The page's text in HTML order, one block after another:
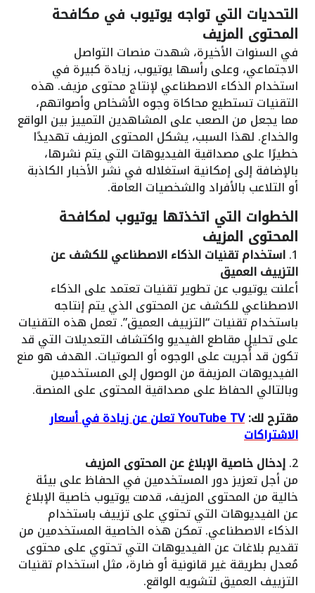
التحديات التي تواجه يوتيوب في مكافحة
المحتوى المزيف
في السنوات الأخيرة، شهدت منصات التواصل
الاجتماعي، وعلى رأسها يوتيوب، زيادة كبيرة في
استخدام الذكاء الاصطناعي لإنتاج محتوى مزيف. هذه
التقنيات تستطيع محاكاة وجوه الأشخاص وأصواتهم،
مما يجعل من الصعب على المشاهدين التمييز بين الواقع
والخداع. لهذا السبب، يشكل المحتوى المزيف تهديدًا
خطيرًا على مصداقية الفيديوهات التي يتم نشرها،
بالإضافة إلى إمكانية استغلاله في نشر الأخبار الكاذبة
أو التلاعب بالأفراد والشخصيات العامة.
الخطوات التي اتخذتها يوتيوب لمكافحة
المحتوى المزيف
1. استخدام تقنيات الذكاء الاصطناعي للكشف عن
التزييف العميق
أعلنت يوتيوب عن تطوير تقنيات تعتمد على الذكاء
الاصطناعي للكشف عن المحتوى الذي يتم إنتاجه
باستخدام تقنيات “التزييف العميق”. تعمل هذه التقنيات
على تحليل مقاطع الفيديو واكتشاف التعديلات التي قد
تكون قد أُجريت على الوجوه أو الصوتيات. الهدف هو منع
الفيديوهات المزيفة من الوصول إلى المستخدمين
وبالتالي الحفاظ على مصداقية المحتوى على المنصة.
مقترح لك:
YouTube TV تعلن عن زيادة في أسعار
الاشتراكات
2. إدخال خاصية الإبلاغ عن المحتوى المزيف
من أجل تعزيز دور المستخدمين في الحفاظ على بيئة
خالية من المحتوى المزيف، قدمت يوتيوب خاصية الإبلاغ
عن الفيديوهات التي تحتوي على تزييف باستخدام
الذكاء الاصطناعي. تمكن هذه الخاصية المستخدمين من
تقديم بلاغات عن الفيديوهات التي تحتوي على محتوى
مُعدل بطريقة غير قانونية أو ضارة، مثل استخدام تقنيات
التزييف العميق لتشويه الواقع.